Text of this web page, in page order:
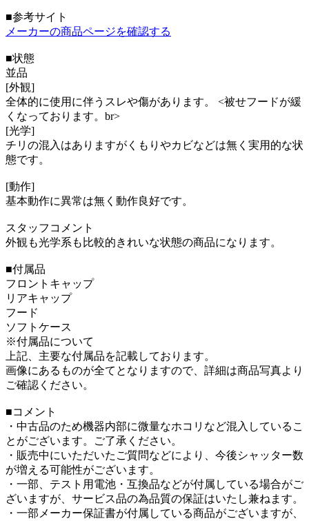
■参考サイト
メーカーの商品ページを確認する
■状態
並品
[外観]
全体的に使用に伴うスレや傷があります。 <被せフードが緩
くなっております。br>
[光学]
チリの混入はありますがくもりやカビなどは無く実用的な状
態です。
[動作]
基本動作に異常は無く動作良好です。
スタッフコメント
外観も光学系も比較的きれいな状態の商品になります。
■付属品
フロントキャップ
リアキャップ
フード
ソフトケース
※付属品について
上記、主要な付属品を記載しております。
画像にあるものが全てとなりますので、詳細は商品写真より
ご確認ください。
■コメント
・中古品のため機器内部に微量なホコリなど混入しているこ
とがございます。ご了承ください。
・販売中にいただいたご質問などにより、今後シャッター数
が増える可能性がございます。
・一部、テスト用電池・互換品などが付属している場合がご
ざいますが、サービス品の為品質の保証はいたし兼ねます。
・一部メーカー保証書が付属している商品がございますが、